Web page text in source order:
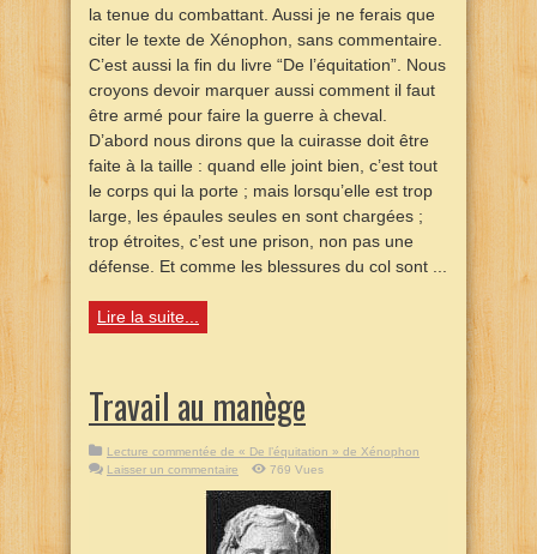
la tenue du combattant. Aussi je ne ferais que
citer le texte de Xénophon, sans commentaire.
C’est aussi la fin du livre “De l’équitation”. Nous
croyons devoir marquer aussi comment il faut
être armé pour faire la guerre à cheval.
D’abord nous dirons que la cuirasse doit être
faite à la taille : quand elle joint bien, c’est tout
le corps qui la porte ; mais lorsqu’elle est trop
large, les épaules seules en sont chargées ;
trop étroites, c’est une prison, non pas une
défense. Et comme les blessures du col sont ...
Lire la suite...
Travail au manège
Lecture commentée de « De l’équitation » de Xénophon
Laisser un commentaire
769 Vues